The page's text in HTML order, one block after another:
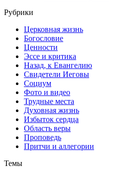
Рубрики
Церковная жизнь
Богословие
Ценности
Эссе и критика
Назад, к Евангелию
Свидетели Иеговы
Социум
Фото и видео
Трудные места
Духовная жизнь
Избыток сердца
Область веры
Проповедь
Притчи и аллегории
Темы